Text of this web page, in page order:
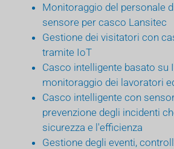
Monitoraggio del personale
sensore per casco Lansitec
Gestione dei visitatori con
tramite IoT
Casco intelligente basato su
monitoraggio dei lavoratori
Casco intelligente con
prevenzione degli incidenti
sicurezza e l'efficienza
Gestione degli eventi,